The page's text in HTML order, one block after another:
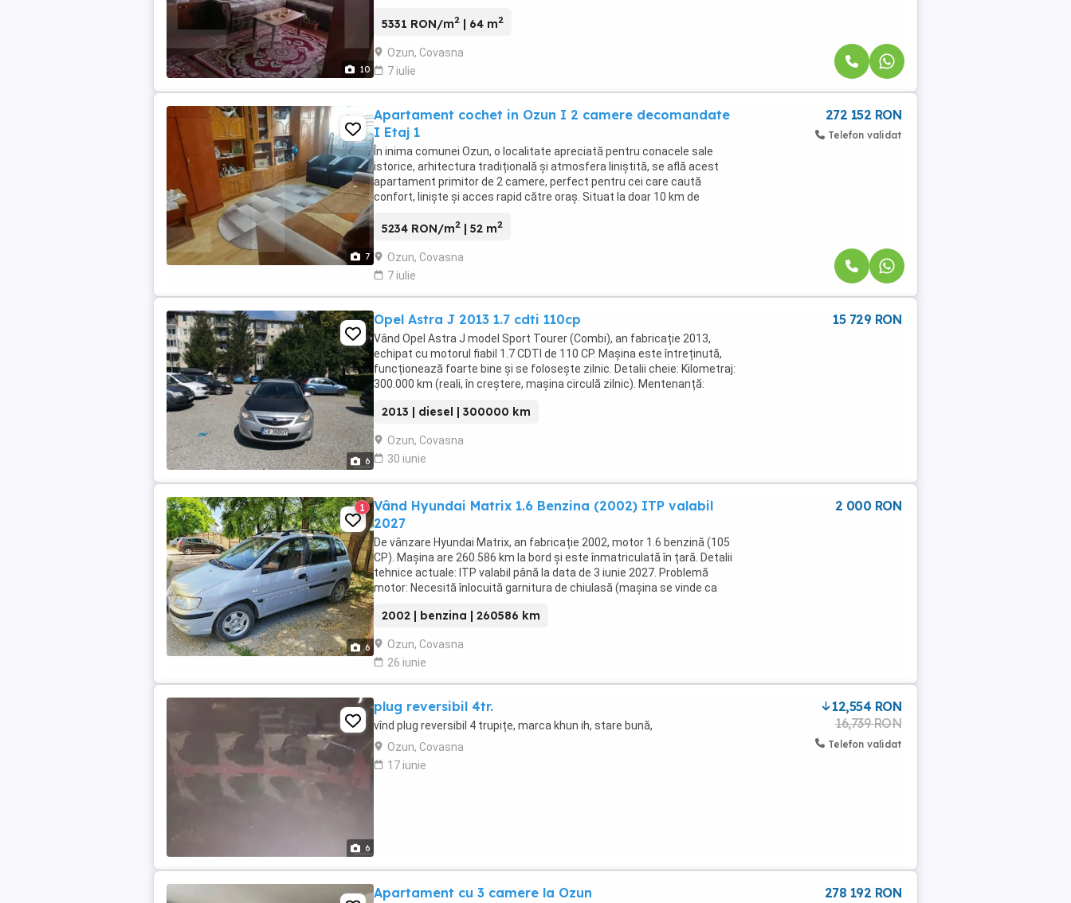
10
5331 RON/m2 | 64 m2
Ozun, Covasna
7 iulie
7
Apartament cochet in Ozun I 2 camere decomandate
I Etaj 1
În inima comunei Ozun, o localitate apreciată pentru conacele sale
istorice, arhitectura tradițională și atmosfera liniștită, se află acest
apartament primitor de 2 camere, perfect pentru cei care caută
confort, liniște și acces rapid către oraș. Situat la doar 10 km de
5234 RON/m2 | 52 m2
Ozun, Covasna
7 iulie
272 152 RON
Telefon validat
6
Opel Astra J 2013 1.7 cdti 110cp
Vând Opel Astra J model Sport Tourer (Combi), an fabricație 2013,
echipat cu motorul fiabil 1.7 CDTI de 110 CP. Mașina este întreținută,
funcționează foarte bine și se folosește zilnic. Detalii cheie: Kilometraj:
300.000 km (reali, în creștere, mașina circulă zilnic). Mentenanță:
2013 | diesel | 300000 km
Ozun, Covasna
30 iunie
15 729 RON
6
1
Vând Hyundai Matrix 1.6 Benzina (2002) ITP valabil
2027
De vânzare Hyundai Matrix, an fabricație 2002, motor 1.6 benzină (105
CP). Mașina are 260.586 km la bord și este înmatriculată în țară. Detalii
tehnice actuale: ITP valabil până la data de 3 iunie 2027. Problemă
motor: Necesită înlocuită garnitura de chiulasă (mașina se vinde ca
2002 | benzina | 260586 km
Ozun, Covasna
26 iunie
2 000 RON
6
plug reversibil 4tr.
vînd plug reversibil 4 trupițe, marca khun ih, stare bună,
Ozun, Covasna
17 iunie
12,554 RON
16,739 RON
Telefon validat
Apartament cu 3 camere la Ozun 278 192 RON